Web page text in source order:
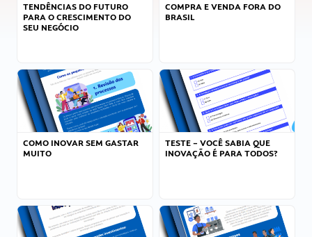
TENDÊNCIAS DO FUTURO
PARA O CRESCIMENTO DO
SEU NEGÓCIO
COMPRA E VENDA FORA DO
BRASIL
COMO INOVAR SEM GASTAR
MUITO
TESTE – VOCÊ SABIA QUE
INOVAÇÃO É PARA TODOS?